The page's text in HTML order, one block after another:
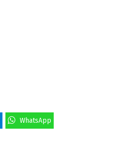
WhatsApp